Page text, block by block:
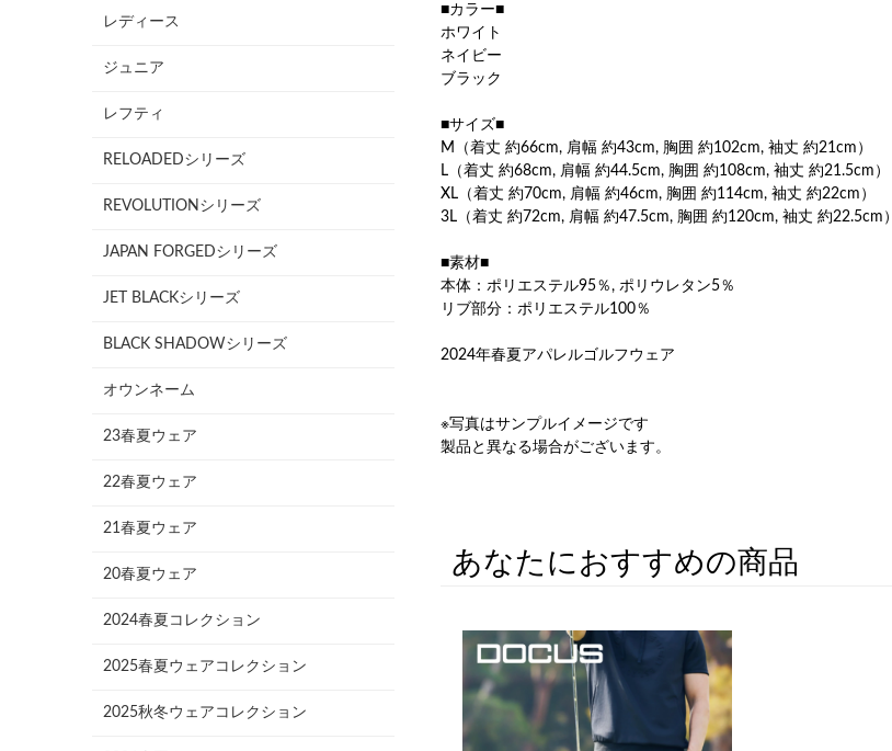
■カラー■
ホワイト
ネイビー
ブラック
■サイズ■
M（着丈 約66cm, 肩幅 約43cm, 胸囲 約102cm, 袖丈 約21cm）
L（着丈 約68cm, 肩幅 約44.5cm, 胸囲 約108cm, 袖丈 約21.5cm）
XL（着丈 約70cm, 肩幅 約46cm, 胸囲 約114cm, 袖丈 約22cm）
3L（着丈 約72cm, 肩幅 約47.5cm, 胸囲 約120cm, 袖丈 約22.5cm）
■素材■
本体：ポリエステル95％, ポリウレタン5％
リブ部分：ポリエステル100％
2024年春夏アパレルゴルフウェア
※写真はサンプルイメージです
製品と異なる場合がございます。
あなたにおすすめの商品
レディース
ジュニア
レフティ
RELOADEDシリーズ
REVOLUTIONシリーズ
JAPAN FORGEDシリーズ
JET BLACKシリーズ
BLACK SHADOWシリーズ
オウンネーム
23春夏ウェア
22春夏ウェア
21春夏ウェア
20春夏ウェア
2024春夏コレクション
2025春夏ウェアコレクション
2025秋冬ウェアコレクション